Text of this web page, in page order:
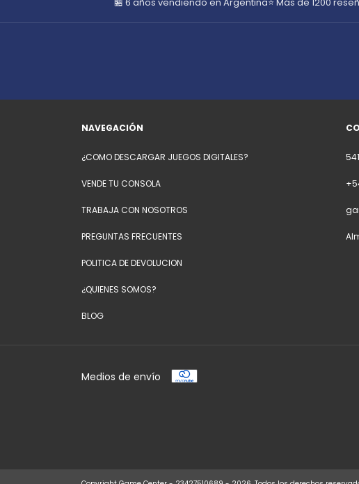
NAVEGACIÓN
¿COMO DESCARGAR JUEGOS DIGITALES?
VENDE TU CONSOLA
TRABAJA CON NOSOTROS
PREGUNTAS FRECUENTES
POLITICA DE DEVOLUCION
¿QUIENES SOMOS?
BLOG
Medios de envío